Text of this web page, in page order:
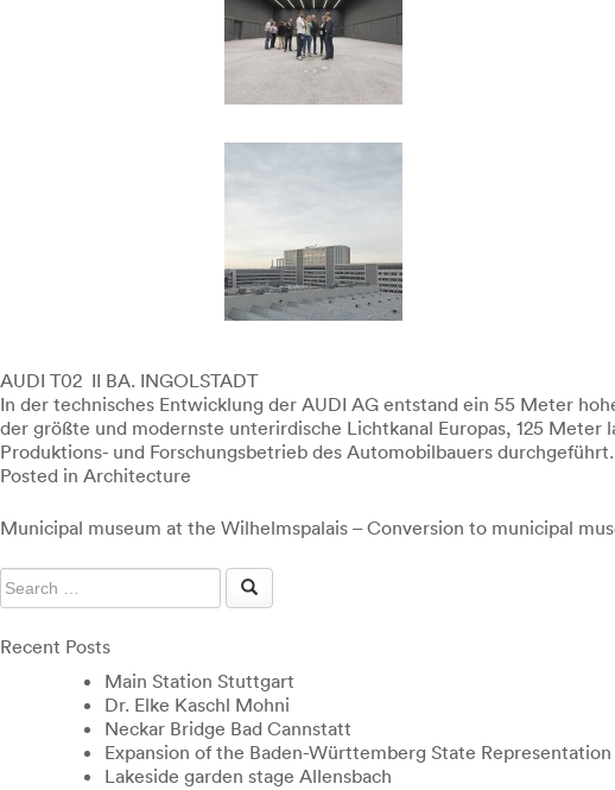
AUDI T02 II BA. INGOLSTADT
In der technisches Entwicklung der AUDI AG entstand ein 55 Meter
der größte und modernste unterirdische Lichtkanal Europas, 125
Produktions- und Forschungsbetrieb des Automobilbauers
Posted in Architecture
Post
navigation
Municipal museum at the Wilhelmspalais – Conversion to municipal
Recent Posts
Main Station Stuttgart
Dr. Elke Kaschl Mohni
Neckar Bridge Bad Cannstatt
Expansion of the Baden-Württemberg State Representation
Lakeside garden stage Allensbach